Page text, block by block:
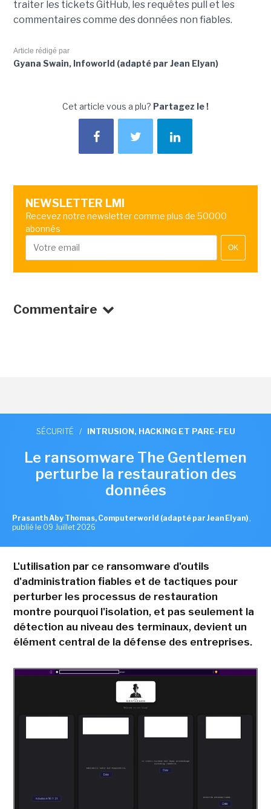
traiter les tickets GitHub, les requêtes pull et les
commentaires comme des données non fiables.
Article rédigé par
Gyana Swain, Infoworld (adapté par Jean Elyan)
Cet article vous a plu? Partagez le !
NEWSLETTER LMI
Recevez notre newsletter comme plus de 50000
abonnés
OK
Commentaire
SÉCURITÉ / INTRUSION, HACKING ET PARE-FEU
Le ransomware The Gentlemen
perturbe la restauration des
données
Prasanth Aby Thomas, Computerworld (adapté par Jean Elyan) ,
publié le 09 Juillet 2026
L'utilisation par ce ransomware d'outils
d'administration fiables et de tactiques pour
perturber les processus de restauration
montre pourquoi l'isolation, et pas seulement la
détection au niveau des terminaux, devient un
élément central de la défense des entreprises.